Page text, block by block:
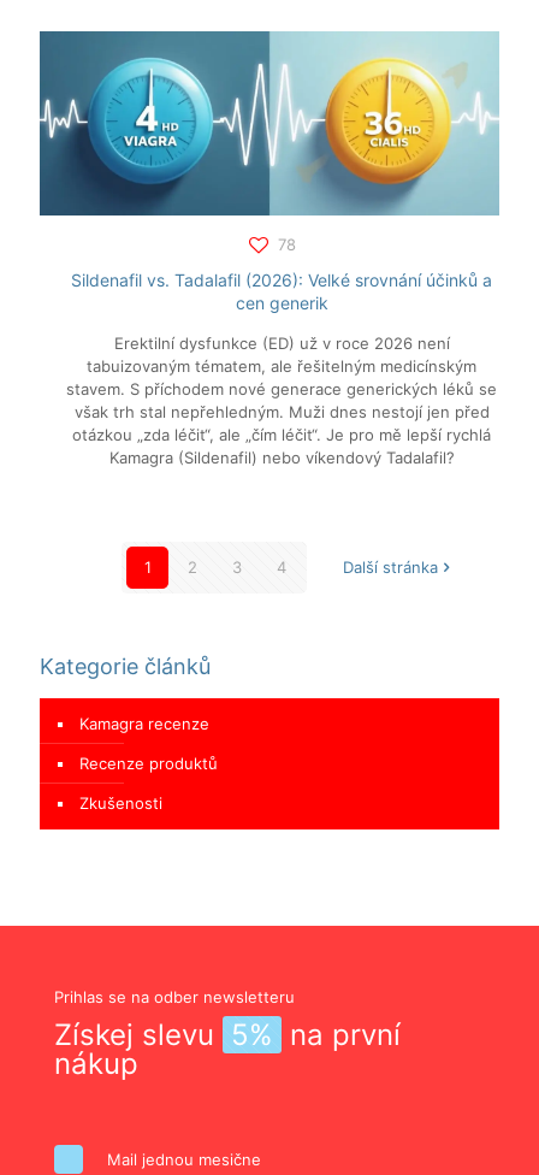
78
Sildenafil vs. Tadalafil (2026): Velké srovnání účinků a
cen generik
Erektilní dysfunkce (ED) už v roce 2026 není
tabuizovaným tématem, ale řešitelným medicínským
stavem. S příchodem nové generace generických léků se
však trh stal nepřehledným. Muži dnes nestojí jen před
otázkou „zda léčit“, ale „čím léčit“. Je pro mě lepší rychlá
Kamagra (Sildenafil) nebo víkendový Tadalafil?
1 2 3 4 Další stránka
Kategorie článků
Kamagra recenze
Recenze produktů
Zkušenosti
Prihlas se na odber newsletteru
Získej slevu 5% na první
nákup
Mail jednou mesične